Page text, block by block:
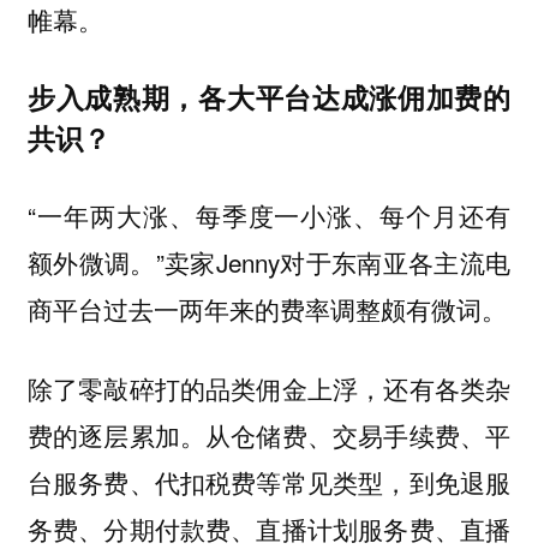
帷幕。
步入成熟期，各大平台达成涨佣加费的
共识？
“一年两大涨、每季度一小涨、每个月还有
额外微调。”卖家Jenny对于东南亚各主流电
商平台过去一两年来的费率调整颇有微词。
除了零敲碎打的品类佣金上浮，还有各类杂
费的逐层累加。从仓储费、交易手续费、平
台服务费、代扣税费等常见类型，到免退服
务费、分期付款费、直播计划服务费、直播